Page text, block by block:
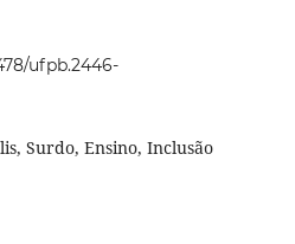
ufpb.2446-
Surdo, Ensino, Inclusão